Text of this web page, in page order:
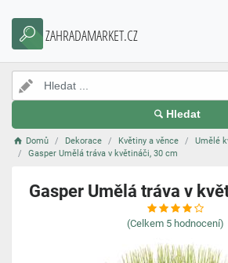
ZAHRADAMARKET.CZ
Hledat
Domů Dekorace Květiny a věnce
Umělé
Gasper Umělá tráva v květináči, 30 cm
Gasper Umělá tráva v
(Celkem 5 hodnocení)